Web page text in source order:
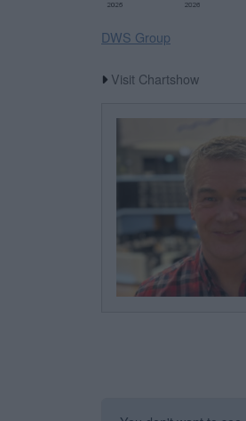
DWS Group
Visit Chartshow